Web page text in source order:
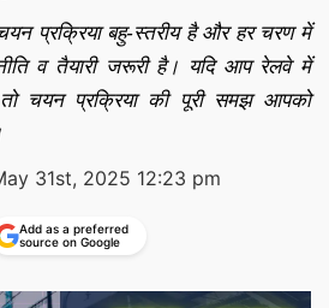
प्रक्रिया बहु-स्तरीय है और हर चरण में
व तैयारी जरूरी है। यदि आप रेलवे में
चयन प्रक्रिया की पूरी समझ आपको
31st, 2025 12:23 pm
Add as a preferred
source on Google